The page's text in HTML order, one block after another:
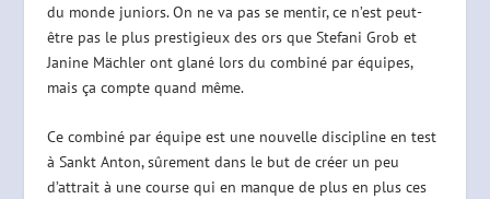
du monde juniors. On ne va pas se mentir, ce n’est peut-
être pas le plus prestigieux des ors que Stefani Grob et
Janine Mächler ont glané lors du combiné par équipes,
mais ça compte quand même.
Ce combiné par équipe est une nouvelle discipline en test
à Sankt Anton, sûrement dans le but de créer un peu
d’attrait à une course qui en manque de plus en plus ces